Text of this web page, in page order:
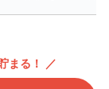
まる！ ／